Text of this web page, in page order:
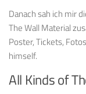
Danach sah ich mir
The Wall Material
Poster, Tickets,
himself.
All Kinds of